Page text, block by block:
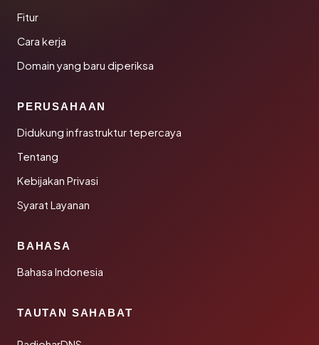
Fitur
Cara kerja
Domain yang baru diperiksa
PERUSAHAAN
Didukung infrastruktur tepercaya
Tentang
Kebijakan Privasi
Syarat Layanan
BAHASA
Bahasa Indonesia
TAUTAN SAHABAT